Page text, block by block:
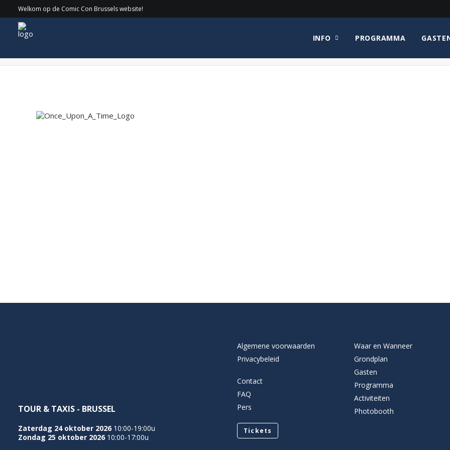
Welkom op de Comic Con Brussels website!
INFO PROGRAMMA
Once_Upon_A_Time_Logo
TOUR & TAXIS - BRUSSEL
Zaterdag 24 oktober 2026 10:00-19:00u
Zondag 25 oktober 2026 10:00-17:00u
Algemene voorwaarden
Privacybeleid
Contact
FAQ
Pers
Tickets
Waar en Wanneer
Grondplan
Gasten
Programma
Activiteiten
Photobooth